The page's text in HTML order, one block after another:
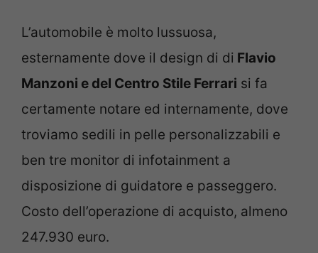
L’automobile è molto lussuosa,
esternamente dove il design di di Flavio
Manzoni e del Centro Stile Ferrari si fa
certamente notare ed internamente, dove
troviamo sedili in pelle personalizzabili e
ben tre monitor di infotainment a
disposizione di guidatore e passeggero.
Costo dell’operazione di acquisto, almeno
247.930 euro.